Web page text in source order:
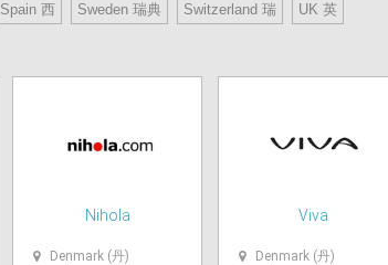
Spain 西 Sweden 瑞典 Switzerland 瑞 UK 英
Nihola
Denmark (丹)
Viva
Denmark (丹)